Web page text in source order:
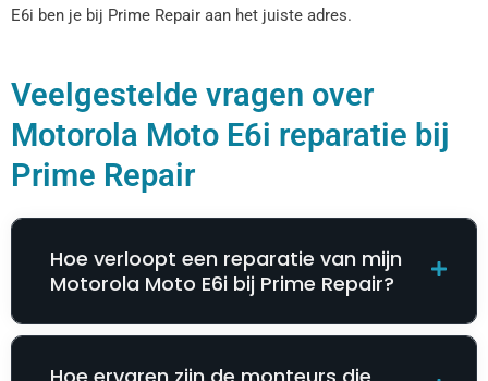
E6i ben je bij Prime Repair aan het juiste adres.
Veelgestelde vragen over
Motorola Moto E6i reparatie bij
Prime Repair
Hoe verloopt een reparatie van mijn
Motorola Moto E6i bij Prime Repair?